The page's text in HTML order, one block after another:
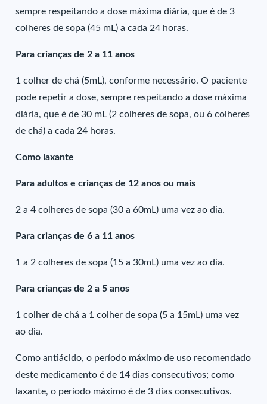
sempre respeitando a dose máxima diária, que é de 3
colheres de sopa (45 mL) a cada 24 horas.
Para crianças de 2 a 11 anos
1 colher de chá (5mL), conforme necessário. O paciente
pode repetir a dose, sempre respeitando a dose máxima
diária, que é de 30 mL (2 colheres de sopa, ou 6 colheres
de chá) a cada 24 horas.
Como laxante
Para adultos e crianças de 12 anos ou mais
2 a 4 colheres de sopa (30 a 60mL) uma vez ao dia.
Para crianças de 6 a 11 anos
1 a 2 colheres de sopa (15 a 30mL) uma vez ao dia.
Para crianças de 2 a 5 anos
1 colher de chá a 1 colher de sopa (5 a 15mL) uma vez
ao dia.
Como antiácido, o período máximo de uso recomendado
deste medicamento é de 14 dias consecutivos; como
laxante, o período máximo é de 3 dias consecutivos.